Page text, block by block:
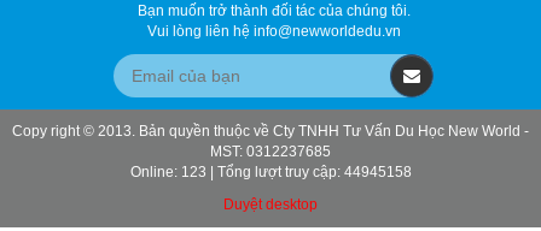
Bạn muốn trở thành đối tác của chúng tôi.
Vui lòng liên hệ info@newworldedu.vn
Copy right © 2013. Bản quyền thuộc về Cty TNHH Tư Vấn Du Học New World -
MST: 0312237685
Online: 123 | Tổng lượt truy cập: 44945158
Duyệt desktop